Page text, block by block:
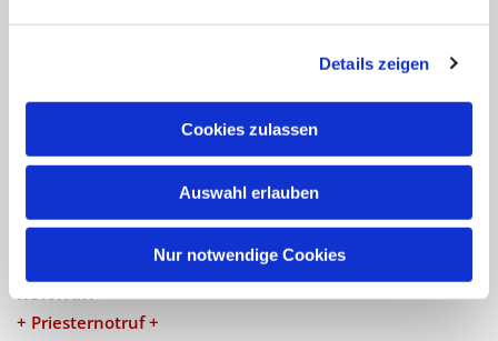
Details zeigen
Cookies zulassen
Auswahl erlauben
Nur notwendige Cookies
Pfarrei St. Benedikt Teltow-Fläming
NAVIGATION
Veranstaltungen
KONTAKT
+ Priesternotruf +